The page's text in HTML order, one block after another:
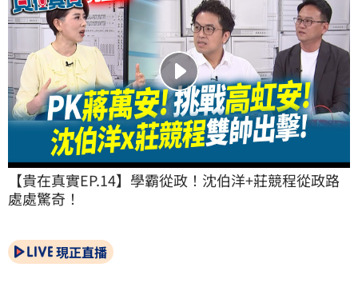
【貴在真實EP.14】學霸從政！沈伯洋+莊競程從政路
處處驚奇！
現正直播